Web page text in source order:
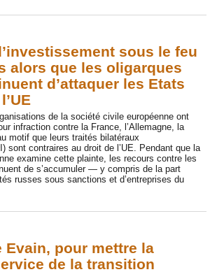
sous le feu
alors que les oligarques
d’attaquer les Etats
de la société civile européenne ont
infraction contre la France, l’Allemagne, la
motif que leurs traités bilatéraux
sont contraires au droit de l’UE. Pendant que la
examine cette plainte, les recours contre les
de s’accumuler — y compris de la part
russes sous sanctions et d’entreprises du
Evain, pour mettre la
de la transition